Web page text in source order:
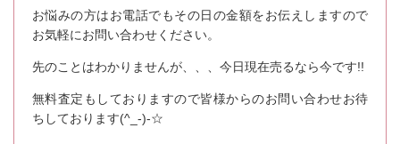
お悩みの方はお電話でもその日の金額をお伝えしますので
お気軽にお問い合わせください。
先のことはわかりませんが、、、今日現在売るなら今です!!
無料査定もしておりますので皆様からのお問い合わせお待
ちしております(^_-)-☆